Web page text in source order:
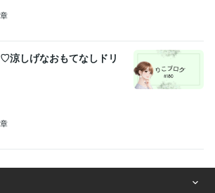
涼しげなおもてなしドリ